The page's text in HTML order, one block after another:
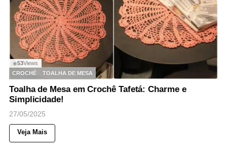
◉53Views
CROCHÊ
TOALHA DE MESA
Toalha de Mesa em Crochê Tafetá: Charme e
Simplicidade!
27/05/2025
Veja Mais